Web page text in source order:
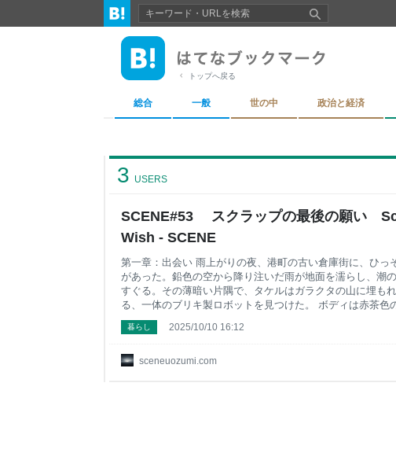
トップへ戻る
総合 一般 世の中 政治と経済
SCENE#53 スクラップの最後の願い
Wish - SCENE
3 USERS
sceneuozumi.com
第一章：出会い 雨上がりの夜、港町の古い倉庫街に、ひっ
があった。鉛色の空から降り注いだ雨が地面を濡らし、潮
すぐる。その薄暗い片隅で、タケルはガラクタの山に埋も
る、一体のブリキ製ロボットを見つけた。 ボディは赤茶色
ちがへこみ、片方の目にあたるレンズは失われていた。も
の港を照らすかすかな灯台の光のように、頼りなく瞬いて
な、物悲しい姿に、タケルの胸は締め付けられた。 「ねぇ
暮らし 2025/10/10 16:12